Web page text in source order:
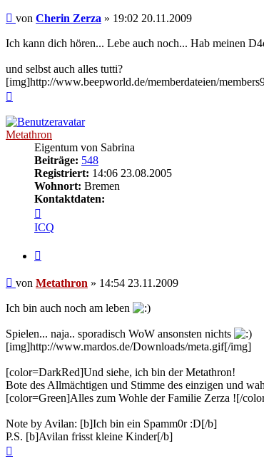
Beitrag
von Cherin Zerza » 19:02 20.11.2009
Ich kann dich hören... Lebe auch noch... Hab meinen
und selbst auch alles tutti?
[img]http://www.beepworld.de/memberdateien/
Metathron
Eigentum von Sabrina
Beiträge: 548
Registriert: 14:06 23.08.2005
Wohnort: Bremen
Kontaktdaten:
von
Metathron
ICQ
Beitrag
von Metathron » 14:54 23.11.2009
Ich bin auch noch am leben
Spielen... naja.. sporadisch WoW ansonsten nichts
[img]http://www.mardos.de/Downloads/meta.gif[/img]
[color=DarkRed]Und siehe, ich bin der Metathron!
Bote des Allmächtigen und Stimme des einzigen und
[color=Green]Alles zum Wohle der Familie Zerza ![/
Note by Avilan: [b]Ich bin ein Spamm0r :D[/b]
P.S. [b]Avilan frisst kleine Kinder[/b]